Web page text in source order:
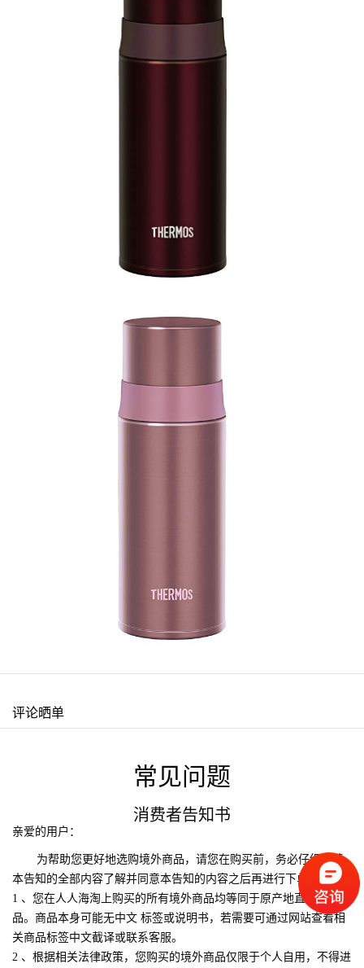
评论晒单
常见问题
消费者告知书
亲爱的用户：
为帮助您更好地选购境外商品，请您在购买前，务必仔细阅读
本告知的全部内容了解并同意本告知的内容之后再进行下单购买：
1 、您在人人海淘上购买的所有境外商品均等同于原产地直接销售商
品。商品本身可能无中文 标签或说明书，若需要可通过网站查看相
关商品标签中文截译或联系客服。
2 、根据相关法律政策，您购买的境外商品仅限于个人自用，不得进